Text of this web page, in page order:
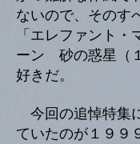
ないので、そのす
「エレファント
ーン 砂の惑星（
好きだ。
今回の追悼特集
ていたのが１９９